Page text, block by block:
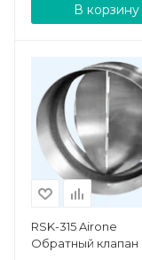
В корзину
RSK-315 Airone
Обратный клапан